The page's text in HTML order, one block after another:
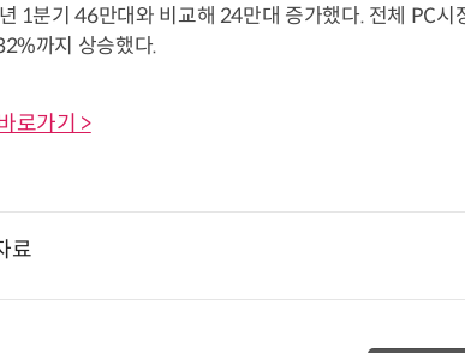
1분기 46만대와 비교해 24만대 증가했다. 전체 PC
까지 상승했다.
로가기 >
료